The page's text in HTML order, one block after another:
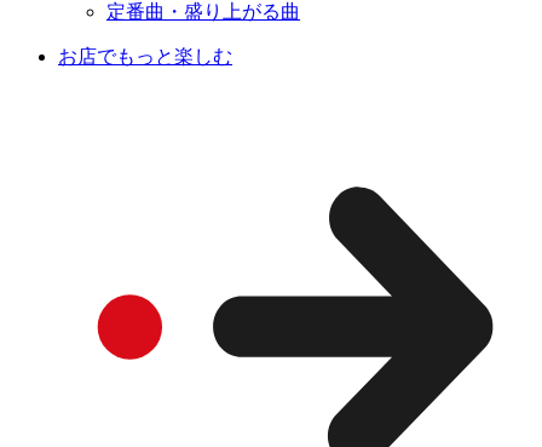
定番曲・盛り上がる曲
お店でもっと楽しむ